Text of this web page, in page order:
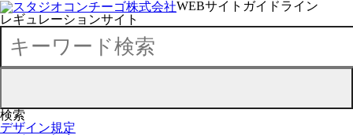
WEBサイトガイドライン
レギュレーションサイト
検索
デザイン規定